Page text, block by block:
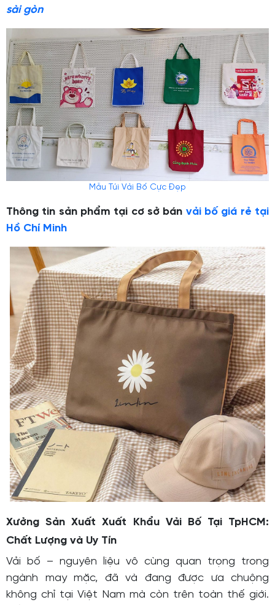
sài gòn
Mẫu Túi Vải Bố Cực Đẹp
Thông tin sản phẩm tại cơ sở bán vải bố giá rẻ tại
Hồ Chí Minh
Xưởng Sản Xuất Xuất Khẩu Vải Bố Tại TpHCM:
Chất Lượng và Uy Tín
Vải bố – nguyên liệu vô cùng quan trọng trong
ngành may mặc, đã và đang được ưa chuộng
không chỉ tại Việt Nam mà còn trên toàn thế giới.